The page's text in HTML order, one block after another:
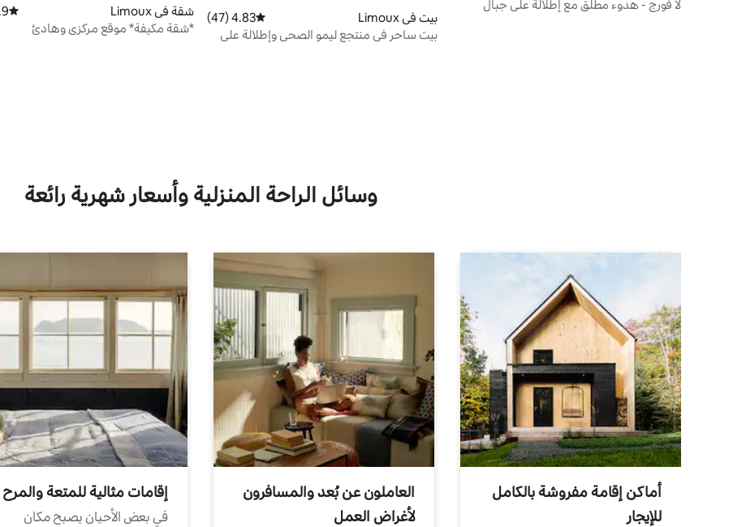
لا فورج - هدوء مطلق مع إطلالة على جبال
بيت في Limoux متوسط التقييم 4.83 من 5، 47 مراجعات
4.83 (47)
بيت ساحر في منتجع ليمو الصحي وإطلالة على
شقة في Limoux متوسط
*شقة مكيفة* موقع مركزي وهادئ
وسائل الراحة المنزلية وأسعار شهرية رائعة
أماكن إقامة مفروشة بالكامل
للإيجار
العاملون عن بُعد والمسافرون
لأغراض العمل
إقامات مثالية للمتعة والمرح
في بعض الأحيان يصبح مكان